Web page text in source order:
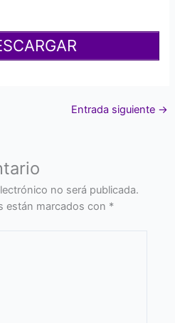
Entrada siguiente →
no será publicada.
están marcados con *